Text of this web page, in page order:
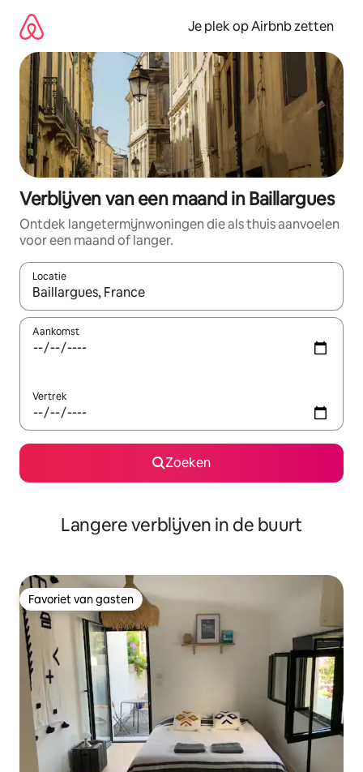
direct
naar
inhoud
Je plek op Airbnb zetten
Verblijven van een maand in Baillargues
Ontdek langetermijnwoningen die als thuis aanvoelen
voor een maand of langer.
Locatie
Wanneer er resultaten beschikbaar zijn, maak je een keuze
Aankomst
Vertrek
Zoeken
Langere verblijven in de buurt
Favoriet van gasten
Favoriet van gasten